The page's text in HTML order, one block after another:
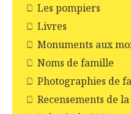
Les pompiers
Livres
Monuments aux
Noms de famille
Photographies de
Recensements de